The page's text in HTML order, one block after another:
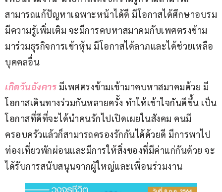
สามารถแก้ปัญหาเฉพาะหน้าได้ดี มีโอกาสได้ศึกษาอบรม
มีความรู้เพิ่มเติม จะมีการคบหาสมาคมกับเพศตรงข้าม
มาร่วมธุรกิจการเข้าหุ้น มีโอกาสได้ลาภและได้ช่วยเหลือ
บุคคลอื่น
เกิดวันอังคาร มีเพศตรงข้ามเข้ามาคบหาสมาคมด้วย มี
โอกาสเดินทางร่วมกันหลายครั้ง ทำให้เข้าใจกันดีขึ้น เป็น
โอกาสที่ดีที่จะได้นำคนรักไปเปิดเผยในสังคม คนมี
ครอบครัวแล้วก็สามารถครองรักกันได้ด้วยดี มีการพาไป
ท่องเที่ยวพักผ่อนและมีการให้สิ่งของที่มีค่าแก่กันด้วย จะ
ได้รับการสนับสนุนจากผู้ใหญ่และเพื่อนร่วมงาน